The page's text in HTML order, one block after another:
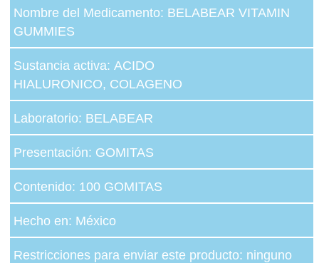
Nombre del Medicamento: BELABEAR VITAMIN
GUMMIES
Sustancia activa: ACIDO
HIALURONICO, COLAGENO
Laboratorio: BELABEAR
Presentación: GOMITAS
Contenido: 100 GOMITAS
Hecho en: México
Restricciones para enviar este producto: ninguno